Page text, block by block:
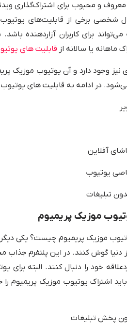
معروف و محبوب برای اشتراک‌گذاری
شخصی برخی از قابلیت‌های
برای کاربران آزاردهنده
ماهانه یا سالانه از قابلیت های
نیز وجود دارد و آن یوتیوب موزیک
در ادامه به قابلیت های یوتیوب
آفلاین
یوتیوب
تبلیغات
موزیک پریمیوم
موزیک پریمیوم چیست؟ یکی دیگر
دنیا گوش کنند. در این پلتفرم
خود را دنبال کنند. البته
اشتراک یوتیوب موزیک پریمیوم
پخش تبلیغات